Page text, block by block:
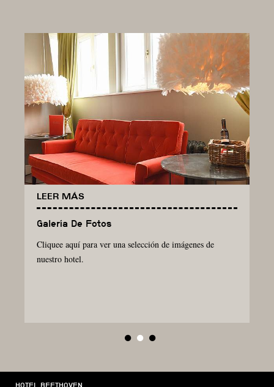
LEER MÁS
Galería De Fotos
Cliquee aquí para ver una selección de imágenes de
nuestro hotel.
HOTEL BEETHOVEN